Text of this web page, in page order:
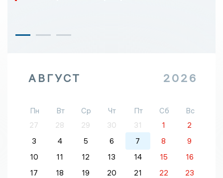
АВГУСТ 2026
Пн Вт Ср Чт Пт Сб
Вс
27
28 29 30 31 1
2
3
4 5 6 7 8
9
10
11 12 13 14 15
16
17
18 19 20 21 22
23